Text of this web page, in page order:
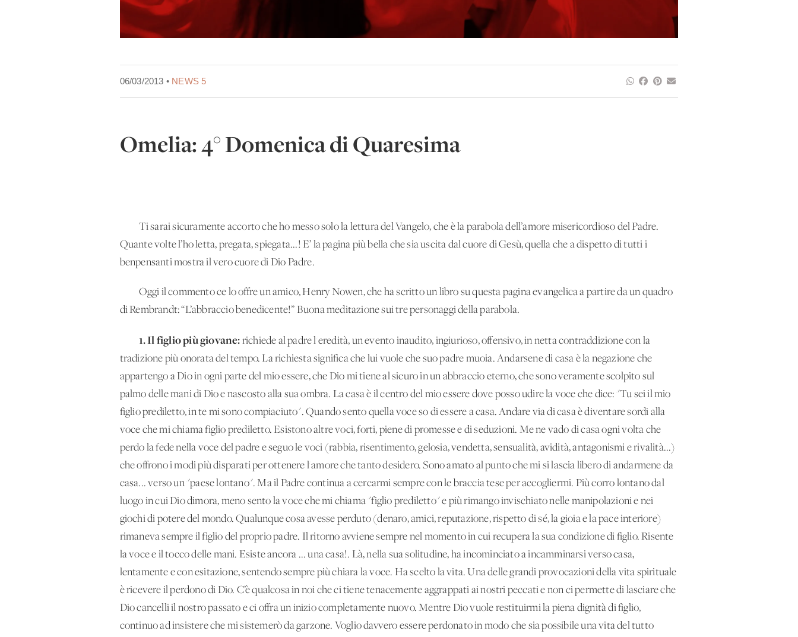
06/03/2013 • NEWS 5
Omelia: 4° Domenica di Quaresima
Ti sarai sicuramente accorto che ho messo solo la lettura del Vangelo, che è la parabola dell’amore misericordioso del Padre.
Quante volte l’ho letta, pregata, spiegata...! E’ la pagina più bella che sia uscita dal cuore di Gesù, quella che a dispetto di tutti i
benpensanti mostra il vero cuore di Dio Padre.
Oggi il commento ce lo offre un amico, Henry Nowen, che ha scritto un libro su questa pagina evangelica a partire da un quadro
di Rembrandt: “L’abbraccio benedicente!” Buona meditazione sui tre personaggi della parabola.
1.Ilfiglio più giovane: richiede al padre l'eredità, un evento inaudito, ingiurioso, offensivo, in netta contraddizione con la
tradizione più onorata del tempo. La richiesta significa che lui vuole che suo padre muoia. Andarsene di casa è la negazione che
appartengo a Dio in ogni parte del mio essere, che Dio mi tiene al sicuro in un abbraccio eterno, che sono veramente scolpito sul
palmo delle mani di Dio e nascosto alla sua ombra. La casa è il centro del mio essere dove posso udire la voce che dice: "Tu sei il mio
figlio prediletto, in te mi sono compiaciuto". Quando sento quella voce so di essere a casa. Andare via di casa è diventare sordi alla
voce che mi chiama figlio prediletto. Esistono altre voci, forti, piene di promesse e di seduzioni. Me ne vado di casa ogni volta che
perdo la fede nella voce del padre e seguo le voci (rabbia, risentimento, gelosia, vendetta, sensualità, avidità, antagonismi e rivalità...)
che offrono i modi più disparati per ottenere l'amore che tanto desidero. Sono amato al punto che mi si lascia libero di andarmene da
casa... verso un "paese lontano". Ma il Padre continua a cercarmi sempre con le braccia tese per accogliermi. Più corro lontano dal
luogo in cui Dio dimora, meno sento la voce che mi chiama "figlio prediletto" e più rimango invischiato nelle manipolazioni e nei
giochi di potere del mondo. Qualunque cosa avesse perduto (denaro, amici, reputazione, rispetto di sé, la gioia e la pace interiore)
rimaneva sempre il figlio del proprio padre. Il ritorno avviene sempre nel momento in cui recupera la sua condizione di figlio. Risente
la voce e il tocco delle mani. Esiste ancora ... una casa!. Là, nella sua solitudine, ha incominciato a incamminarsi verso casa,
lentamente e con esitazione, sentendo sempre più chiara la voce. Ha scelto la vita. Una delle grandi provocazioni della vita spirituale
è ricevere il perdono di Dio. C’è qualcosa in noi che ci tiene tenacemente aggrappati ai nostri peccati e non ci permette di lasciare che
Dio cancelli il nostro passato e ci offra un inizio completamente nuovo. Mentre Dio vuole restituirmi la piena dignità di figlio,
continuo ad insistere che mi sistemerò da garzone. Voglio davvero essere perdonato in modo che sia possibile una vita del tutto